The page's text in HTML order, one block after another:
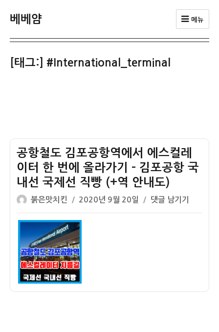
베베얌 메뉴
[태그:] #International_terminal
공항철도 김포공항역에서 에스컬레
이터 한 번에 올라가기 – 김포공항 국
내선 국제선 직빵 (+역 안내도)
글
쓴
이
붉은맛치킨
작
성
일
자
2020년 9월 20일
공
항
댓글 남기기